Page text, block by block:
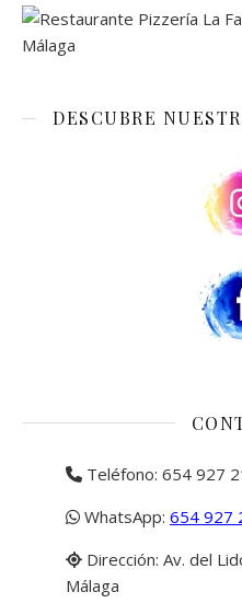
DESCUBRE
Teléfono: 654 927
WhatsApp: 654 927
Dirección: Av. del
Málaga